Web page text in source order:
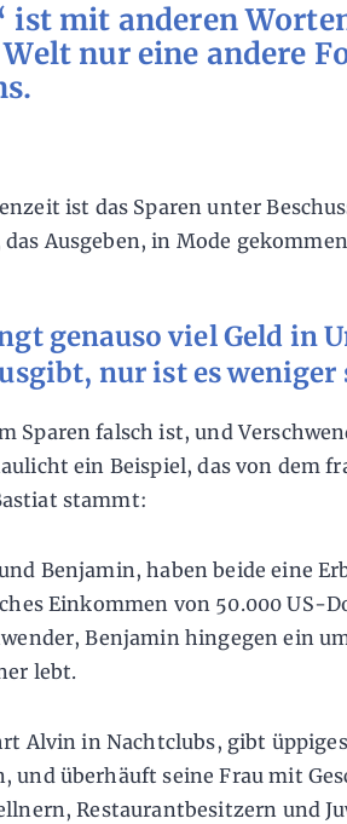
ist mit anderen
nur eine andere
ist das Sparen unter
Ausgeben, in Mode
genauso viel Geld in
nur ist es
Sparen falsch ist, und
ein Beispiel, das von dem
stammt:
Benjamin, haben beide eine
Einkommen von 50.000 US-
Benjamin hingegen ein
lebt.
Alvin in Nachtclubs, gibt
und überhäuft seine Frau mit
Restaurantbesitzern und